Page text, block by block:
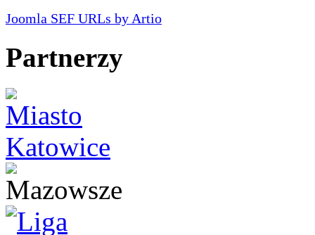
Joomla SEF URLs by Artio
Partnerzy